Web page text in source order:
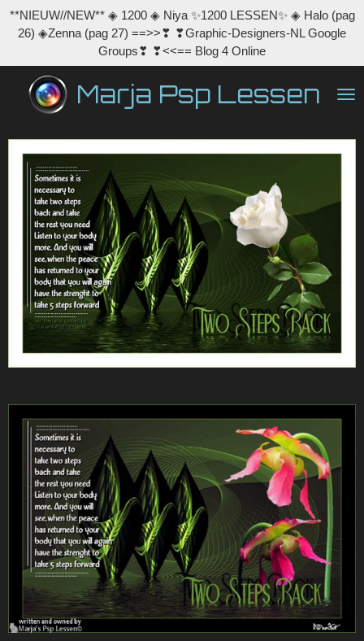
Ga
direct
de
hoofdinhoudMarja Psp Lessen
**NIEUW//NEW** ◈ 1200 ◈ Niya ✨1200 LESSEN✨ ◈ Halo (pag
26) ◈Zenna (pag 27) ==>>❣ ❣Graphic-Designers-NL Google
Groups❣ ❣<<== Blog 4 Online